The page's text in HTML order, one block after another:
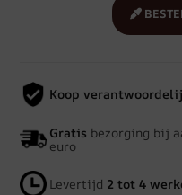
Koop
Gratis bezorging bij
euro
Levertijd 2 tot 4